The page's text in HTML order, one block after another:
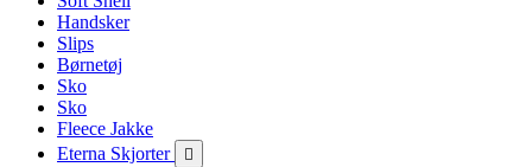
Handsker
Slips
Børnetøj
Sko
Sko
Fleece Jakke
Eterna Skjorter
